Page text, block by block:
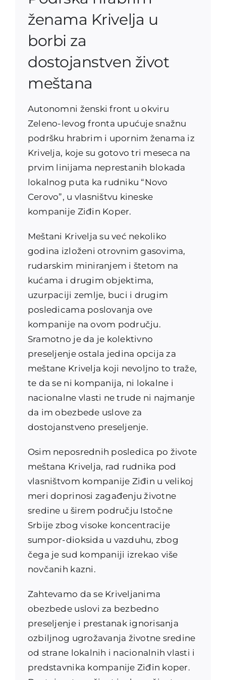
ženama Krivelja u
borbi za
dostojanstven život
meštana
Autonomni ženski front u okviru
Zeleno-levog fronta upućuje snažnu
podršku hrabrim i upornim ženama iz
Krivelja, koje su gotovo tri meseca na
prvim linijama neprestanih blokada
lokalnog puta ka rudniku “Novo
Cerovo”, u vlasništvu kineske
kompanije Ziđin Koper.
Meštani Krivelja su već nekoliko
godina izloženi otrovnim gasovima,
rudarskim miniranjem i štetom na
kućama i drugim objektima,
uzurpaciji zemlje, buci i drugim
posledicama poslovanja ove
kompanije na ovom području.
Sramotno je da je kolektivno
preseljenje ostala jedina opcija za
meštane Krivelja koji nevoljno to traže,
te da se ni kompanija, ni lokalne i
nacionalne vlasti ne trude ni najmanje
da im obezbede uslove za
dostojanstveno preseljenje.
Osim neposrednih posledica po živote
meštana Krivelja, rad rudnika pod
vlasništvom kompanije Ziđin u velikoj
meri doprinosi zagađenju životne
sredine u širem području Istočne
Srbije zbog visoke koncentracije
sumpor-dioksida u vazduhu, zbog
čega je sud kompaniji izrekao više
novčanih kazni.
Zahtevamo da se Kriveljanima
obezbede uslovi za bezbedno
preseljenje i prestanak ignorisanja
ozbiljnog ugrožavanja životne sredine
od strane lokalnih i nacionalnih vlasti i
predstavnika kompanije Ziđin koper.